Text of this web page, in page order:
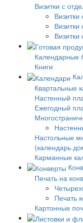
Визитки с
Календарные
Книги
Квартальные
Настенный
Ежегодный
Настольные
(календарь
Карманные
Печать на
Печать
Картонные